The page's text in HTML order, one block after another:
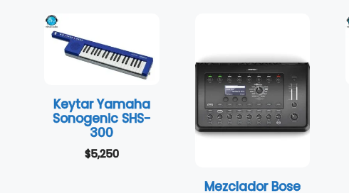
Keytar Yamaha
Sonogenic SHS-
300
$5,250
Mezclador Bose